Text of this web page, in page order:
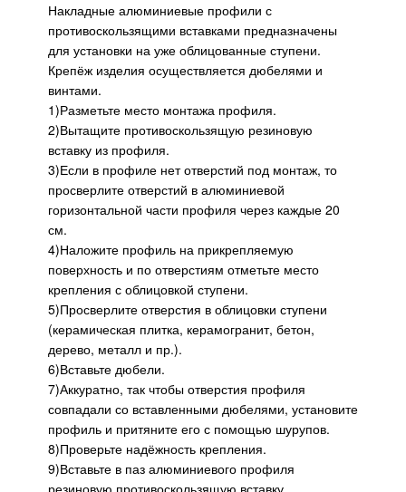
Накладные алюминиевые профили с
противоскользящими вставками предназначены
для установки на уже облицованные ступени.
Крепёж изделия осуществляется дюбелями и
винтами.
1)Разметьте место монтажа профиля.
2)Вытащите противоскользящую резиновую
вставку из профиля.
3)Если в профиле нет отверстий под монтаж, то
просверлите отверстий в алюминиевой
горизонтальной части профиля через каждые 20
см.
4)Наложите профиль на прикрепляемую
поверхность и по отверстиям отметьте место
крепления с облицовкой ступени.
5)Просверлите отверстия в облицовки ступени
(керамическая плитка, керамогранит, бетон,
дерево, металл и пр.).
6)Вставьте дюбели.
7)Аккуратно, так чтобы отверстия профиля
совпадали со вставленными дюбелями, установите
профиль и притяните его с помощью шурупов.
8)Проверьте надёжность крепления.
9)Вставьте в паз алюминиевого профиля